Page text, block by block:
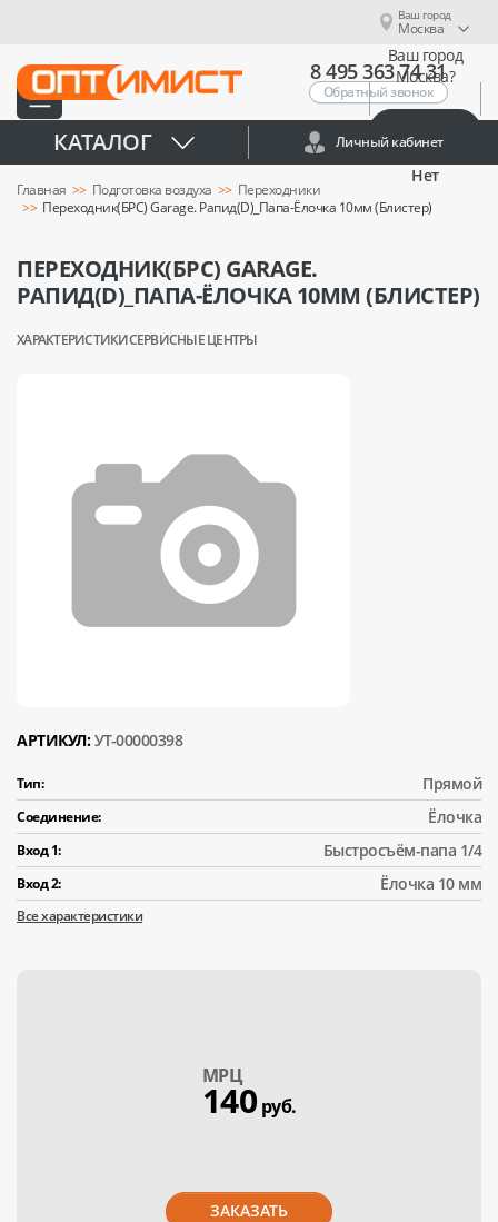
Ваш город
Москва
Ваш город
Москва?
Нет
8 495 363 74 31
Обратный звонок
КАТАЛОГ Личный кабинет
Главная Подготовка воздуха
Переходники
Переходник(БРС) Garage. Рапид(D)_Папа-Ёлочка 10мм (Блистер)
ПЕРЕХОДНИК(БРС) GARAGE.
РАПИД(D)_ПАПА-ЁЛОЧКА 10ММ (БЛИСТЕР)
ХАРАКТЕРИСТИКИСЕРВИСНЫЕ ЦЕНТРЫ
АРТИКУЛ: УТ-00000398
Тип: Прямой
Соединение: Ёлочка
Вход 1: Быстросъём-папа 1/4
Вход 2: Ёлочка 10 мм
Все характеристики
МPЦ
140 руб.
ЗАКАЗАТЬ